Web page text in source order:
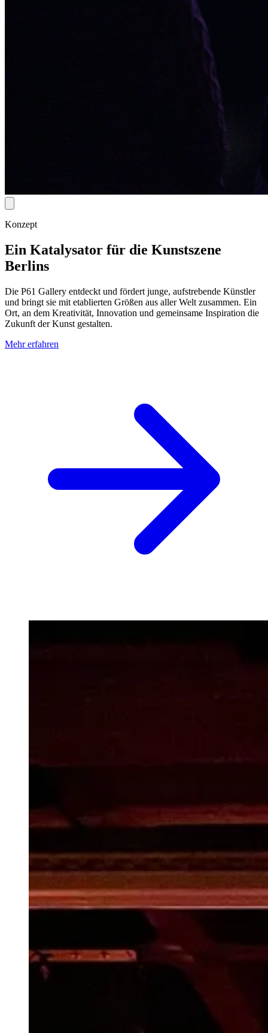
Konzept
Ein Katalysator für die Kunstszene
Berlins
Die P61 Gallery entdeckt und fördert junge, aufstrebende Künstler
und bringt sie mit etablierten Größen aus aller Welt zusammen. Ein
Ort, an dem Kreativität, Innovation und gemeinsame Inspiration die
Zukunft der Kunst gestalten.
Mehr erfahren